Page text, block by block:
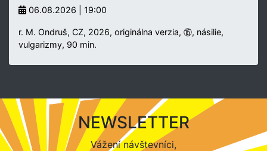
06.08.2026 | 19:00
r. M. Ondruš, CZ, 2026, originálna verzia, ⑮, násilie,
vulgarizmy, 90 min.
NEWSLETTER
Vážení návštevníci,